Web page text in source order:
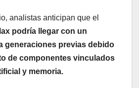
analistas anticipan que el
podría llegar con un
generaciones previas debido
de componentes vinculados
y memoria.